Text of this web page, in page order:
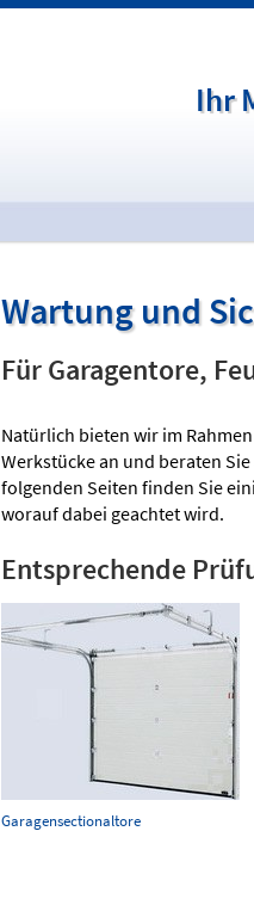
Ihr
Wartung und
Für Garagentore,
Natürlich bieten wir im
Werkstücke an und beraten
folgenden Seiten finden Sie
worauf dabei geachtet wird.
Entsprechende
Garagensectionaltore